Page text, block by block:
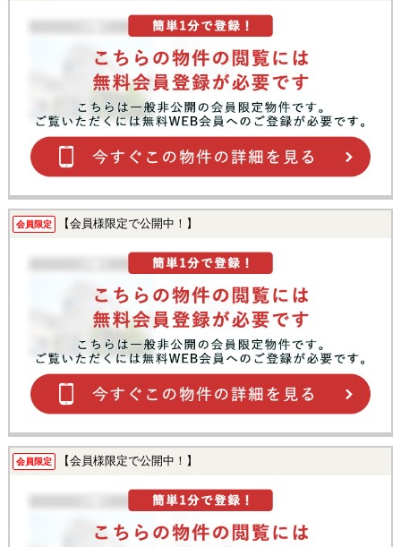
会員限定 【会員様限定で公開中！】
会員限定 【会員様限定で公開中！】